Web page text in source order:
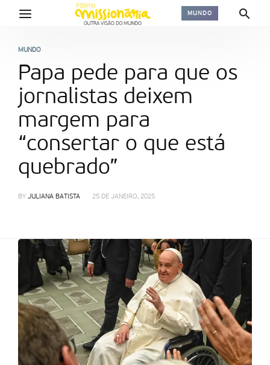
MUNDO
MUNDO
Papa pede para que os
jornalistas deixem
margem para
“consertar o que está
quebrado”
BY JULIANA BATISTA 25 DE JANEIRO, 2025